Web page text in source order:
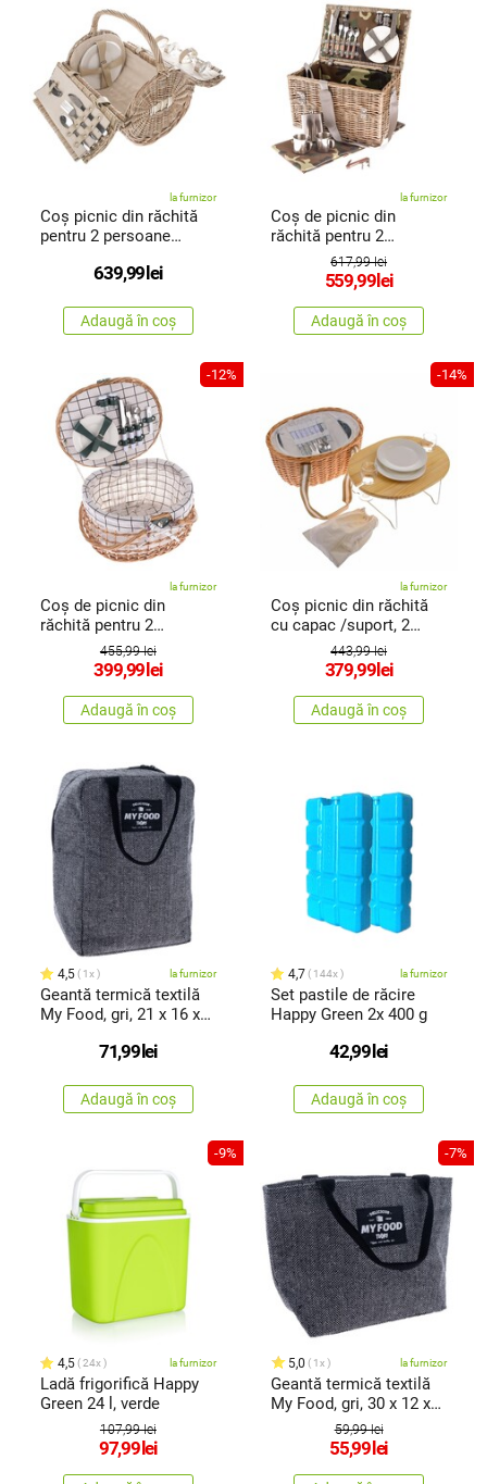
la furnizor
Coș picnic din răchită
pentru 2 persoane
639,99 lei
Adaugă în coș
la furnizor
Coș de picnic din
răchită pentru 2
persoane, 46 x30 x 28
cm, 4 kg
617,99 lei
559,99 lei
Adaugă în coș
-12%
la furnizor
Coș de picnic din
răchită pentru 2
persoane, 42 x 34 x 25
cm, 2,75 kg
455,99 lei
399,99 lei
Adaugă în coș
-14%
la furnizor
Coș picnic din răchită
cu capac /suport, 2
pers. cu termobox, 40 x
31 x 21 cm, 3 kg
443,99 lei
379,99 lei
Adaugă în coș
4,5 1x la furnizor
Geantă termică textilă
My Food, gri, 21 x 16 x
71,99 lei
Adaugă în coș
4,7 144x la furnizor
Set pastile de răcire
Happy Green 2x 400 g
42,99 lei
Adaugă în coș
-9%
4,5 24x la furnizor
Ladă frigorifică Happy
Green 24 l, verde
107,99 lei
97,99 lei
-7%
5,0 1x la furnizor
Geantă termică textilă
My Food, gri, 30 x 12 x
59,99 lei
55,99 lei